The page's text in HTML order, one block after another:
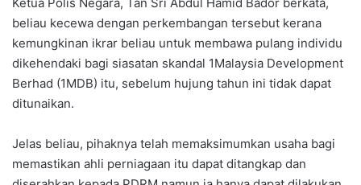
beliau kecewa dengan perkembangan tersebut kerana
kemungkinan ikrar beliau untuk membawa pulang individu
dikehendaki bagi siasatan skandal 1Malaysia Development
Berhad (1MDB) itu, sebelum hujung tahun ini tidak dapat
ditunaikan.
Jelas beliau, pihaknya telah memaksimumkan usaha bagi
memastikan ahli perniagaan itu dapat ditangkap dan